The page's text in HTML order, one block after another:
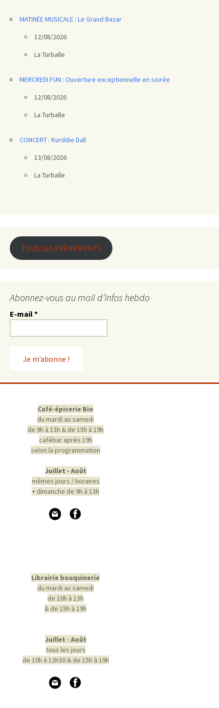
MATINÉE MUSICALE : Le Grand Bazar
12/08/2026
La Turballe
MERCREDI FUN : Ouverture exceptionnelle en soirée
12/08/2026
La Turballe
CONCERT : Kurddie Dall
13/08/2026
La Turballe
TOUS LES ÉVÈNEMENTS
Abonnez-vous au mail d’infos hebdo
E-mail*
Café-épicerie Bio
du mardi au samedi
de 9h à 13h & de 15h à 19h
cafébar après 19h
selon la programmation
Juillet - Août
mêmes jours / horaires
+ dimanche de 9h à 13h
Librairie bouquinerie
du mardi au samedi
de 10h à 13h
& de 15h à 19h
Juillet - Août
tous les jours
de 10h à 12h30 & de 15h à 19h